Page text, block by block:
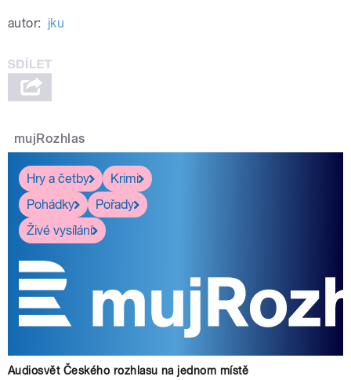
autor: jku
mujRozhlas
Hry a četby
Krimi
Pohádky
Pořady
Živé vysílání
Audiosvět Českého rozhlasu na jednom místě